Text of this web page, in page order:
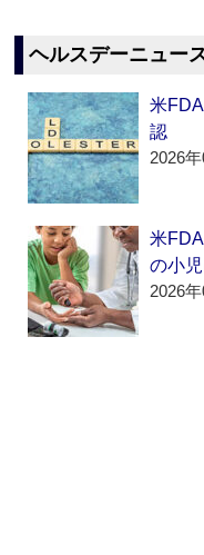
ヘルスデーニュー
米
認
2026
米
の小
2026